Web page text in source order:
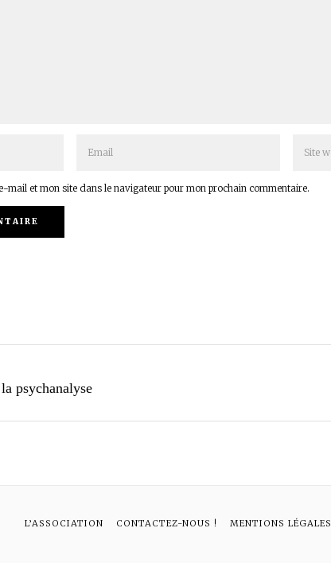
mail et mon site dans le navigateur pour mon prochain commentaire.
psychanalyse
L’ASSOCIATION CONTACTEZ-NOUS ! MENTIONS LÉGALES